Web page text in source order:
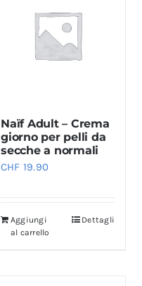
Naïf Adult – Crema
giorno per pelli da
secche a normali
CHF 19.90
Aggiungi
al carrello
Dettagli